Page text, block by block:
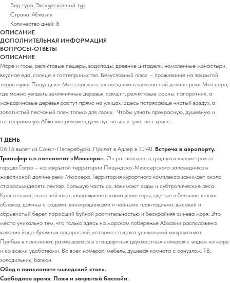
Вид тура: Экскурсионный тур
Страна: Абхазия
Количество дней: 8
ОПИСАНИЕ
ДОПОЛНИТЕЛЬНАЯ ИНФОРМАЦИЯ
ВОПРОСЫ-ОТВЕТЫ
ОПИСАНИЕ
Море и горы, реликтовые пещеры, водопады, древние цитадели, намоленные монастыри,
вкусная еда, солнце и гостеприимство. Безусловный плюс – проживание на закрытой
территории Пицундско-Мюссерского заповедника в живописной долине реки Мюссера,
где можно увидеть земляничные деревья, самшит, реликтовые сосны, папоротник, а
мандариновые деревья растут прямо на улицах. Здесь потрясающе чистый воздух, а
золотистый песчаный пляж только для своих. Чтобы узнать прекрасную, душевную и
гостеприимную Абхазию рекомендуем пуститься в трип по стране.
1 ДЕНЬ
06:15 вылет из Санкт-Петеребурга. Прилет в Адлер в 10:40. Встреча в аэропорту.
Трансфер в в пансионат «Мюссера». Он расположен в тридцати километрах от
города Гагра – на закрытой территории Пицундско-Мюссерского заповедника в
живописной долине реки Мюссера. Территория курортного комплекса занимает около
ста восьмидесяти гектар. Большую часть их, занимают сады и субтропические леса.
Красота местного пейзажа завораживает: кавказские горы, одетые в большие шапки
облаков, долины с садами, виноградниками и чайными плантациями, высокий и
обрывистый берег, поросший буйной растительностью и бескрайняя синева моря. Это
место уникально тем, что только здесь на морском побережье Абхазии расположена
колония йодо-бромных водорослей, которые создают уникальный микроклимат.
Прибыв в пансионат, размещаемся в стандартных двухместных номерах с видом на море
и со всеми удобствами. Во всех номерах: мебель, душевая комната с санузлом, ТВ,
холодильник, балкон.
Обед в пансионате «шведский стол».
Свободное время. Пляж и закрытый бассейн.